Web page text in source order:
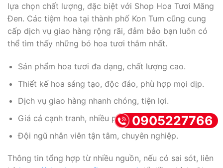
lựa chọn chất lượng, đặc biệt với Shop Hoa Tươi Măng
Đen. Các tiệm hoa tại thành phố Kon Tum cũng cung
cấp dịch vụ giao hàng rộng rãi, đảm bảo bạn luôn có
thể tìm thấy những bó hoa tươi thắm nhất.
Sản phẩm hoa tươi đa dạng, chất lượng cao.
Thiết kế hoa sáng tạo, độc đáo, phù hợp mọi dịp.
Dịch vụ giao hàng nhanh chóng, tiện lợi.
Giá cả cạnh tranh, nhiều phân khúc lựa chọn.
Đội ngũ nhân viên tận tâm, chuyên nghiệp.
Thông tin tổng hợp từ nhiều nguồn, nếu có sai sót, liên
0905227766